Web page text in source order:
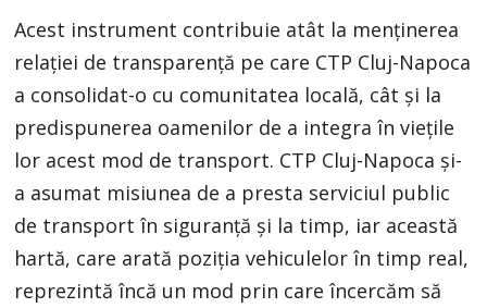
Acest instrument contribuie atât la menținerea
relației de transparență pe care CTP Cluj-Napoca
a consolidat-o cu comunitatea locală, cât și la
predispunerea oamenilor de a integra în viețile
lor acest mod de transport. CTP Cluj-Napoca și-
a asumat misiunea de a presta serviciul public
de transport în siguranță și la timp, iar această
hartă, care arată poziția vehiculelor în timp real,
reprezintă încă un mod prin care încercăm să